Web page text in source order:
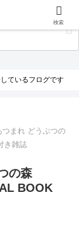
ているフログです
つまれ どうぶつの
き雑誌
の森
BOOK
検索